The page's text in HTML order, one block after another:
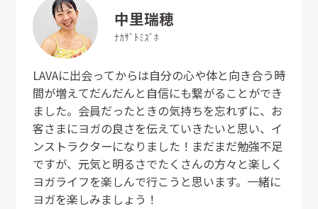
中里瑞穂
ﾅｶｻﾞﾄﾐｽﾞﾎ
LAVAに出会ってからは自分の心や体と向き合う時
間が増えてだんだんと自信にも繋がることができ
ました。会員だったときの気持ちを忘れずに、お
客さまにヨガの良さを伝えていきたいと思い、イ
ンストラクターになりました！まだまだ勉強不足
ですが、元気と明るさでたくさんの方々と楽しく
ヨガライフを楽しんで行こうと思います。一緒に
ヨガを楽しみましょう！